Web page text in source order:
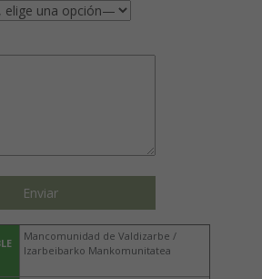
Mancomunidad de Valdizarbe /
Izarbeibarko Mankomunitatea